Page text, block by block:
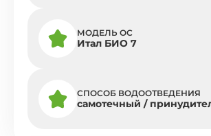
МОДЕЛЬ ОС
Итал БИО 7
СПОСОБ ВОДООТВЕДЕНИЯ
самотечный /